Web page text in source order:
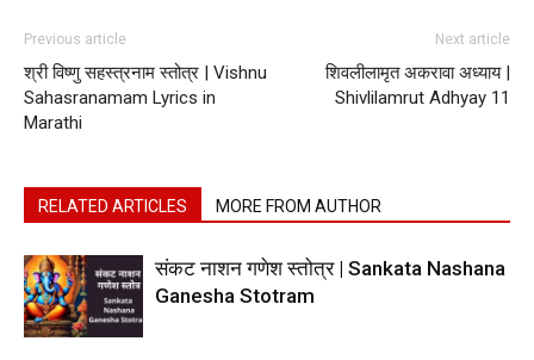
Previous article
श्री विष्णु सहस्त्रनाम स्तोत्र | Vishnu
Sahasranamam Lyrics in
Marathi
Next article
शिवलीलामृत अकरावा अध्याय |
Shivlilamrut Adhyay 11
RELATED ARTICLES MORE FROM AUTHOR
संकट नाशन गणेश स्तोत्र | Sankata Nashana
Ganesha Stotram